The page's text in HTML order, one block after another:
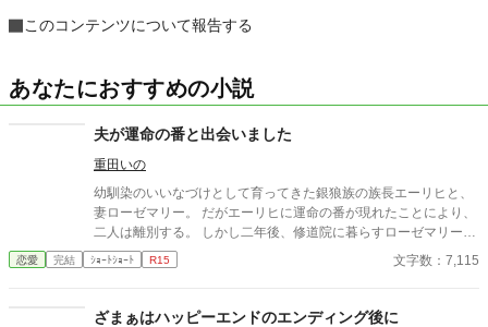
このコンテンツについて報告する
あなたにおすすめの小説
夫が運命の番と出会いました
重田いの
幼馴染のいいなづけとして育ってきた銀狼族の族長エーリヒと、
妻ローゼマリー。 だがエーリヒに運命の番が現れたことにより、
二人は離別する。 しかし二年後、修道院に暮らすローゼマリーの
元へエーリヒが現れ――!?
恋愛 完結 ｼｮｰﾄｼｮｰﾄ R15 文字数：7,115
ざまぁはハッピーエンドのエンディング後に